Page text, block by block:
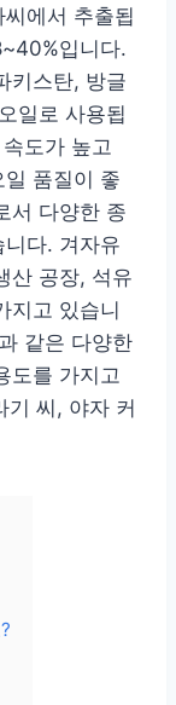
에서 추출됩
입니다.
키스탄, 방글
일로 사용됩
도가 높고
품질이 좋
서 다양한 종
다. 겨자유
산 공장, 석유
지고 있습니
같은 다양한
도를 가지고
기 씨, 야자 커